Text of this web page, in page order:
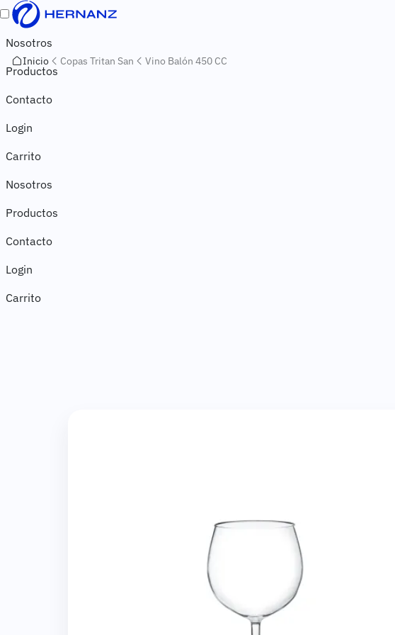
Pasar al contenido principal
Toggle navigation
Navegación principal
Nosotros
Productos
Contacto
Navegación secundaria
Login
Carrito
Nosotros
Productos
Contacto
Login
Carrito
Inicio Copas Tritan San Vino Balón 450 CC